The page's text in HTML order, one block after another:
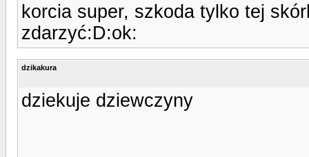
korcia super, szkoda tylko tej
zdarzyć:D:ok:
dzikakura
dziekuje dziewczyny